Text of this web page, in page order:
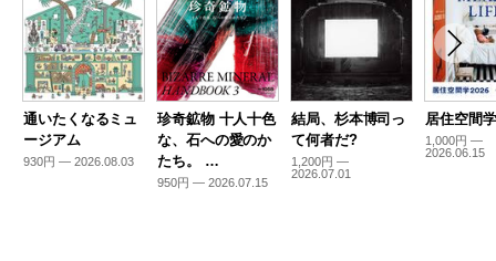
通いたくなるミュ
ージアム
930円 — 2026.08.03
珍奇鉱物 十人十色
な、石への愛のか
たち。 …
950円 — 2026.07.15
結局、杉本博司っ
て何者だ?
1,200円 —
2026.07.01
居住空間
1,000円 —
2026.06.15